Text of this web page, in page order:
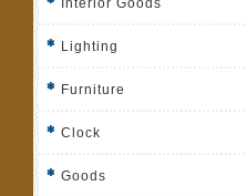
Lighting
Furniture
Clock
Goods